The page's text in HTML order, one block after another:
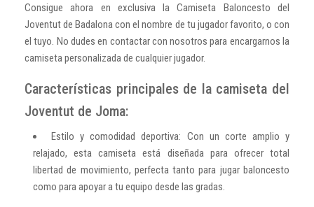
Consigue ahora en exclusiva laCamiseta Baloncesto del
Joventut de Badalona con el nombre de tu jugador favorito, o con
el tuyo. No dudes en contactar con nosotros para encargarnos la
camiseta personalizada de cualquier jugador.
Características principales de la camiseta del
Joventut de Joma:
Estilo y comodidad deportiva: Con un corte amplio y
relajado, esta camiseta está diseñada para ofrecer total
libertad de movimiento, perfecta tanto para jugar baloncesto
como para apoyar a tu equipo desde las gradas.